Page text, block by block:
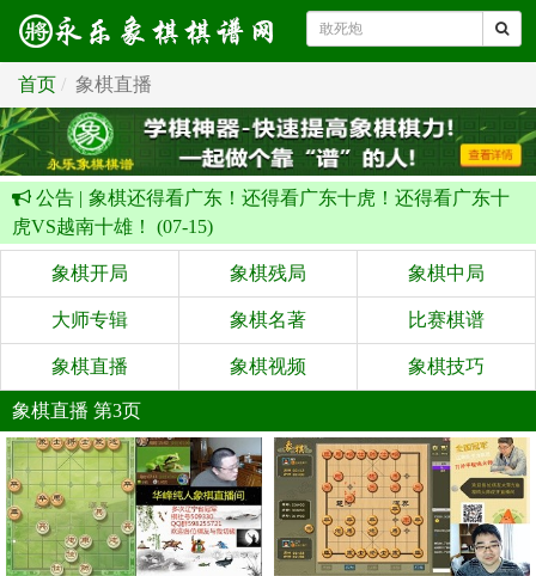
首页 象棋直播
公告 | 象棋还得看广东！还得看广东十虎！还得看广东十
虎VS越南十雄！ (07-15)
象棋开局 象棋残局 象棋中局
大师专辑 象棋名著 比赛棋谱
象棋直播 象棋视频 象棋技巧
象棋直播 第3页